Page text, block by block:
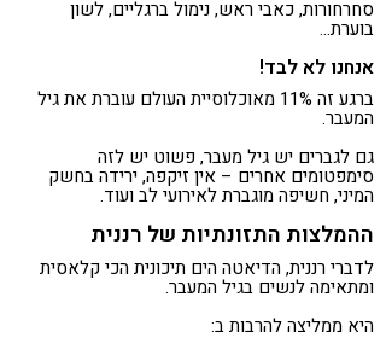
סחרחורות, כאבי ראש, נימול ברגליים, לשון
בוערת…
אנחנו לא לבד!
ברגע זה 11% מאוכלוסיית העולם עוברת את גיל
המעבר.
גם לגברים יש גיל מעבר, פשוט יש לזה
סימפטומים אחרים – אין זיקפה, ירידה בחשק
המיני, חשיפה מוגברת לאירועי לב ועוד.
ההמלצות התזונתיות של רננית
לדברי רננית, הדיאטה הים תיכונית הכי קלאסית
ומתאימה לנשים בגיל המעבר.
היא ממליצה להרבות ב: